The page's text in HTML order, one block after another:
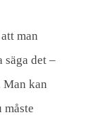
man
säga det –
Man kan
måste